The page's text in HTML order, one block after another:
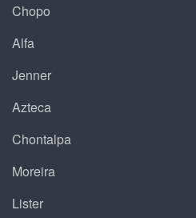
Chopo
Alfa
Jenner
Azteca
Chontalpa
Moreira
Lister